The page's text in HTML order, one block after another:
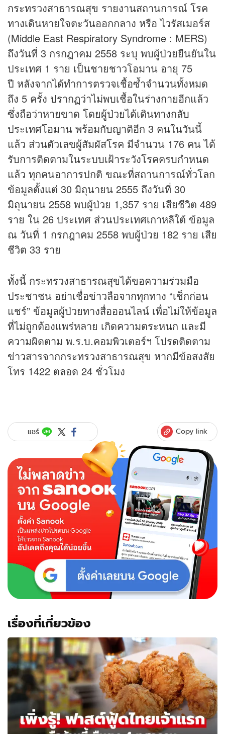
กระทรวงสาธารณสุข รายงานสถานการณ์ โรค
ทางเดินหายใจตะวันออกกลาง หรือ ไวรัสเมอร์ส
(Middle East Respiratory Syndrome : MERS)
ถึงวันที่ 3 กรกฎาคม 2558 ระบุ พบผู้ป่วยยืนยันใน
ประเทศ 1 ราย เป็นชายชาวโอมาน อายุ 75
ปี หลังจากได้ทำการตรวจเชื้อซ้ำจำนวนทั้งหมด
ถึง 5 ครั้ง ปรากฏว่าไม่พบเชื้อในร่างกายอีกแล้ว
ซึ่งถือว่าหายขาด โดยผู้ป่วยได้เดินทางกลับ
ประเทศโอมาน พร้อมกับญาติอีก 3 คนในวันนี้
แล้ว ส่วนตัวเลขผู้สัมผัสโรค มีจำนวน 176 คน ได้
รับการติดตามในระบบเฝ้าระวังโรคครบกำหนด
แล้ว ทุกคนอาการปกติ ขณะที่สถานการณ์ทั่วโลก
ข้อมูลตั้งแต่ 30 มิถุนายน 2555 ถึงวันที่ 30
มิถุนายน 2558 พบผู้ป่วย 1,357 ราย เสียชีวิต 489
ราย ใน 26 ประเทศ ส่วนประเทศเกาหลีใต้ ข้อมูล
ณ วันที่ 1 กรกฎาคม 2558 พบผู้ป่วย 182 ราย เสีย
ชีวิต 33 ราย
ทั้งนี้ กระทรวงสาธารณสุขได้ขอความร่วมมือ
ประชาชน อย่าเชื่อข่าวลือจากทุกทาง “เช็กก่อน
แชร์” ข้อมูลผู้ป่วยทางสื่อออนไลน์ เพื่อไม่ให้ข้อมูล
ที่ไม่ถูกต้องแพร่หลาย เกิดความตระหนก และมี
ความผิดตาม พ.ร.บ.คอมพิวเตอร์ฯ โปรดติดตาม
ข่าวสารจากกระทรวงสาธารณสุข หากมีข้อสงสัย
โทร 1422 ตลอด 24 ชั่วโมง
แชร์ Copy link
เรื่องที่เกี่ยวข้อง